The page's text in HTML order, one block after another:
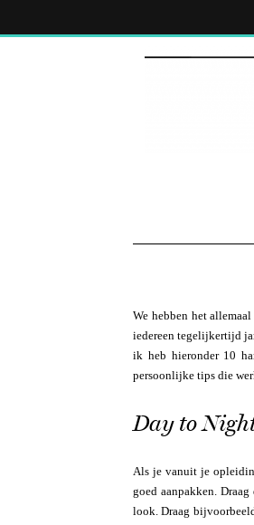
We hebben het
iedereen tegelijkertijd
ik heb hieronder 10
persoonlijke tips die
Day to
Als je vanuit je
goed aanpakken.
look. Draag